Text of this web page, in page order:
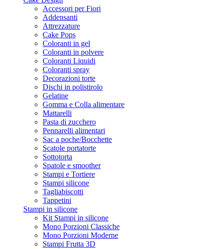
Accessori per Fiori
Addensanti
Attrezzature
Cake Pops
Coloranti in gel
Coloranti in polvere
Coloranti Liquidi
Coloranti spray
Decorazioni torte
Dischi in polistirolo
Gelatine
Gomma e Colla alimentare
Mattarelli
Pasta di zucchero
Pennarelli alimentari
Sac a poche/Bocchette
Scatole portatorte
Sottotorta
Spatole e smoother
Stampi e Tortiere
Stampi silicone
Tagliabiscotti
Tappetini
Stampi in silicone
Kit Stampi in silicone
Mono Porzioni Classiche
Mono Porzioni Moderne
Stampi Frutta 3D